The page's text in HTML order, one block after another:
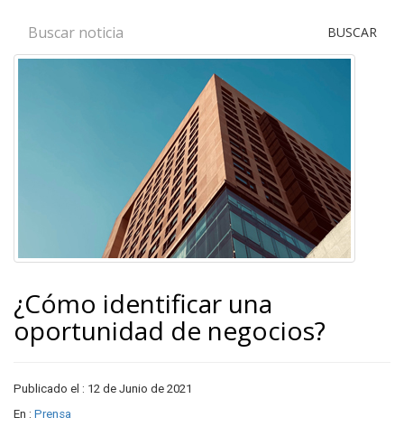
BUSCAR
¿Cómo identificar una
oportunidad de negocios?
Publicado el : 12 de Junio de 2021
En : Prensa